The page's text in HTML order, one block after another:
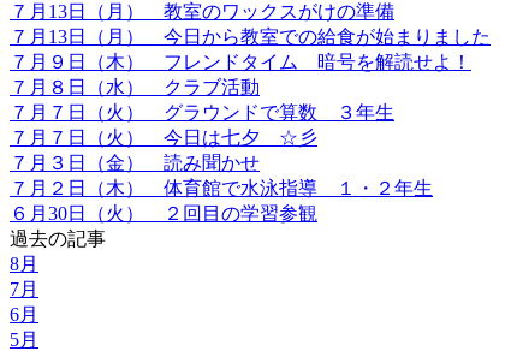
７月13日（月） 教室のワックスがけの準備
７月13日（月） 今日から教室での給食が始まりました
７月９日（木） フレンドタイム 暗号を解読せよ！
７月８日（水） クラブ活動
７月７日（火） グラウンドで算数 ３年生
７月７日（火） 今日は七夕 ☆彡
７月３日（金） 読み聞かせ
７月２日（木） 体育館で水泳指導 １・２年生
６月30日（火） ２回目の学習参観
過去の記事
8月
7月
6月
5月